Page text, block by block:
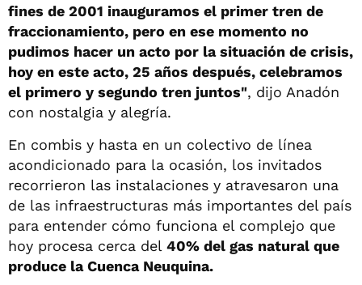
fines de 2001 inauguramos el primer tren de
fraccionamiento, pero en ese momento no
pudimos hacer un acto por la situación de crisis,
hoy en este acto, 25 años después, celebramos
el primero y segundo tren juntos", dijo Anadón
con nostalgia y alegría.
En combis y hasta en un colectivo de línea
acondicionado para la ocasión, los invitados
recorrieron las instalaciones y atravesaron una
de las infraestructuras más importantes del país
para entender cómo funciona el complejo que
hoy procesa cerca del 40% del gas natural que
produce la Cuenca Neuquina.